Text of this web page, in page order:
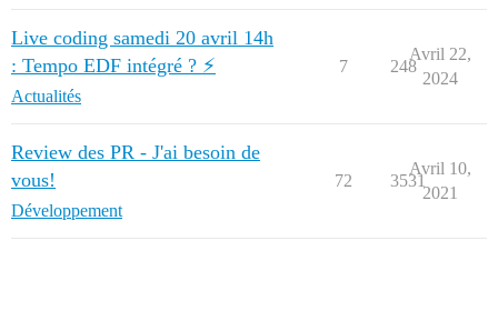
Live coding samedi 20 avril 14h
: Tempo EDF intégré ? ⚡
Actualités
7 248
Avril 22,
2024
Review des PR - J'ai besoin de
vous!
Développement
72 3531
Avril 10,
2021